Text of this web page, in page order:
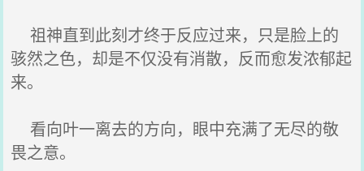
祖神直到此刻才终于反应过来，只是脸上的
骇然之色，却是不仅没有消散，反而愈发浓郁起
来。
看向叶一离去的方向，眼中充满了无尽的敬
畏之意。